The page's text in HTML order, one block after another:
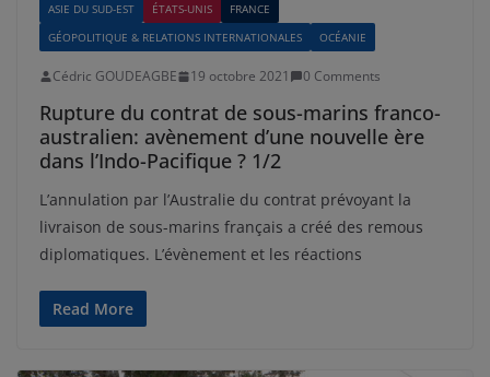
ASIE DU SUD-EST ÉTATS-UNIS
FRANCE
GÉOPOLITIQUE & RELATIONS INTERNATIONALES
OCÉANIE
Cédric GOUDEAGBE 19 octobre 2021 0 Comments
Rupture du contrat de sous-marins franco-
australien: avènement d’une nouvelle ère
dans l’Indo-Pacifique ? 1/2
L’annulation par l’Australie du contrat prévoyant la
livraison de sous-marins français a créé des remous
diplomatiques. L’évènement et les réactions
Read More